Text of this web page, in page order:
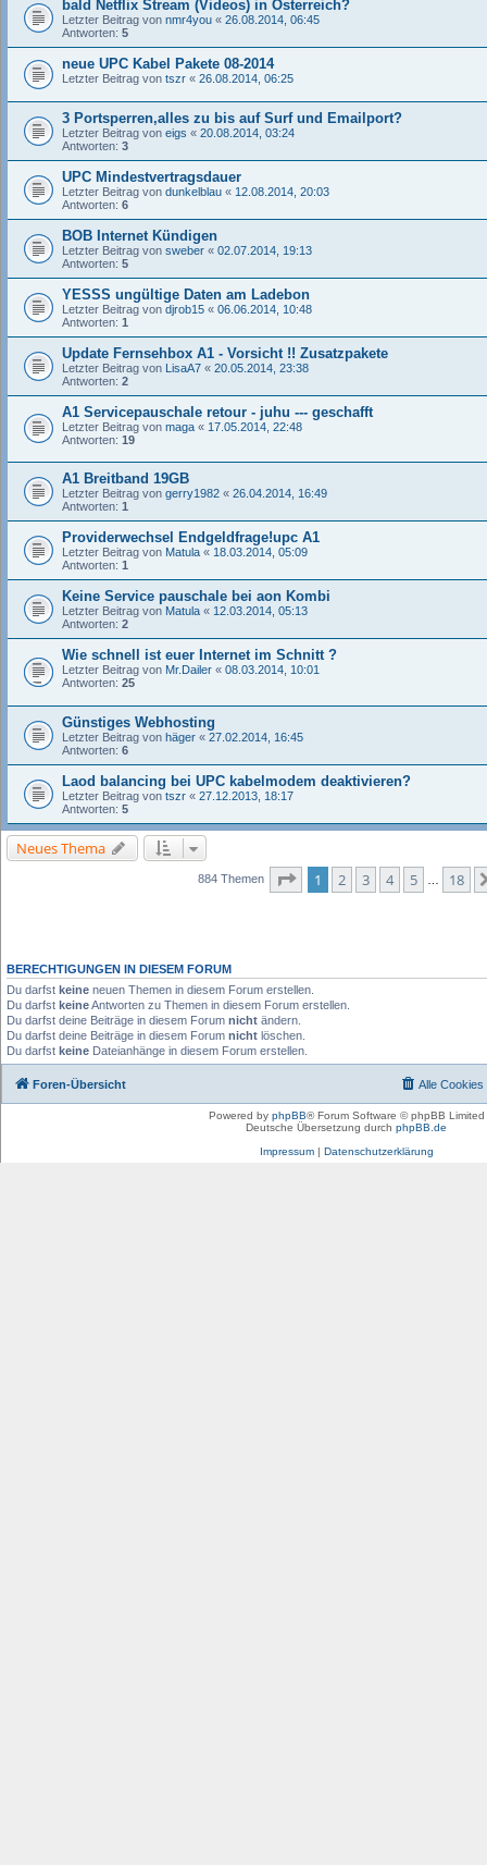
bald Netflix Stream (Videos) in Österreich?
Letzter Beitrag von nmr4you « 26.08.2014, 06:45
Antworten: 5
neue UPC Kabel Pakete 08-2014
Letzter Beitrag von tszr « 26.08.2014, 06:25
3 Portsperren,alles zu bis auf Surf und Emailport?
Letzter Beitrag von eigs « 20.08.2014, 03:24
Antworten: 3
UPC Mindestvertragsdauer
Letzter Beitrag von dunkelblau « 12.08.2014, 20:03
Antworten: 6
BOB Internet Kündigen
Letzter Beitrag von sweber « 02.07.2014, 19:13
Antworten: 5
YESSS ungültige Daten am Ladebon
Letzter Beitrag von djrob15 « 06.06.2014, 10:48
Antworten: 1
Update Fernsehbox A1 - Vorsicht !! Zusatzpakete
Letzter Beitrag von LisaA7 « 20.05.2014, 23:38
Antworten: 2
A1 Servicepauschale retour - juhu --- geschafft
Letzter Beitrag von maga « 17.05.2014, 22:48
Antworten: 19
A1 Breitband 19GB
Letzter Beitrag von gerry1982 « 26.04.2014, 16:49
Antworten: 1
Providerwechsel Endgeldfrage!upc A1
Letzter Beitrag von Matula « 18.03.2014, 05:09
Antworten: 1
Keine Service pauschale bei aon Kombi
Letzter Beitrag von Matula « 12.03.2014, 05:13
Antworten: 2
Wie schnell ist euer Internet im Schnitt ?
Letzter Beitrag von Mr.Dailer « 08.03.2014, 10:01
Antworten: 25
Günstiges Webhosting
Letzter Beitrag von häger « 27.02.2014, 16:45
Antworten: 6
Laod balancing bei UPC kabelmodem deaktivieren?
Letzter Beitrag von tszr « 27.12.2013, 18:17
Antworten: 5
Neues Thema
884 Themen Seite von
1 2 3 4 5 18
BERECHTIGUNGEN IN DIESEM FORUM
Du darfst keine neuen Themen in diesem Forum erstellen.
Du darfst keineAntworten zu Themen in diesem Forum erstellen.
Du darfst deine Beiträge in diesem Forum nicht ändern.
Du darfst deine Beiträge in diesem Forum nicht löschen.
Du darfst keine Dateianhänge in diesem Forum erstellen.
Foren-Übersicht Alle Cookies
Powered by phpBB® Forum Software © phpBB Limited
Deutsche Übersetzung durch phpBB.de
Impressum| Datenschutzerklärung